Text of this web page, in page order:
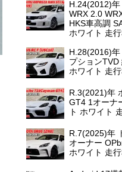
H.24(2012)
WRX 2.0
HKS車高調
ホワイト 走
H.28(2016)
プション
ホワイト 走
R.3(2021)年
GT4 1オーナ
ト ホワイト
R.7(2025)年
オーナー
ホワイト 走